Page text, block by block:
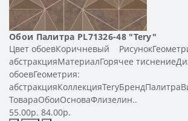
Обои Палитра PL71326-48 "Tery"
Цвет обоевКоричневый
абстракцияМатериалГорячее
обоевГеометрия:
ТовараОбоиОсноваФлизелин..
55.00р. 84.00р.